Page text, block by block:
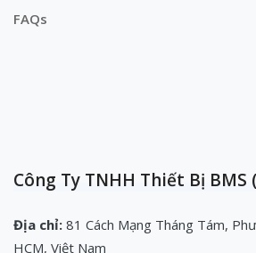
FAQs
Công Ty TNHH Thiết Bị BMS
Địa chỉ: 81 Cách Mạng Tháng Tám,
HCM, Việt Nam